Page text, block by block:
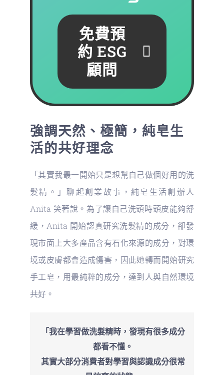
免費預
約 ESG
顧問
強調天然、極簡，純皂生
活的共好理念
「其實我最一開始只是想幫自己做個好用的洗
髮精。」聊起創業故事，純皂生活創辦人
Anita 笑著說。為了讓自己洗頭時頭皮能夠舒
緩，Anita 開始認真研究洗髮精的成分，卻發
現市面上大多產品含有石化來源的成分，對環
境或皮膚都會造成傷害，因此她轉而開始研究
手工皂，用最純粹的成分，達到人與自然環境
共好。
「我在學習做洗髮精時，發現有很多成分
都看不懂。
其實大部分消費者對學習與認識成分很常